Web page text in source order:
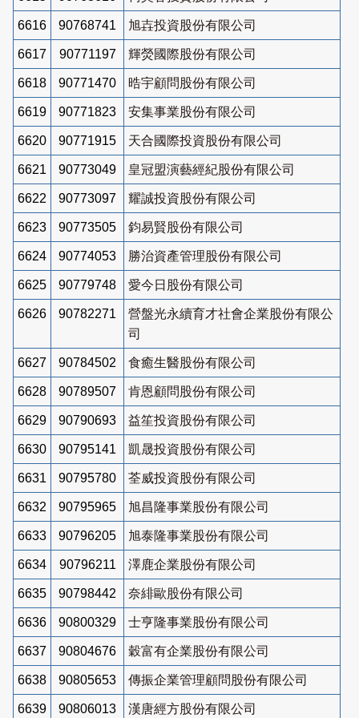
6616 90768741 旭壵投資股份有限公司
6617 90771197 輝熒國際股份有限公司
6618 90771470 晧宇顧問股份有限公司
6619 90771823 安集事業股份有限公司
6620 90771915 天合國際投資股份有限公司
6621 90773049 皇冠盟演藝經紀股份有限公司
6622 90773097 耀誠投資股份有限公司
6623 90773505 鈞易賢股份有限公司
6624 90774053 勝治資產管理股份有限公司
6625 90779748 愛今日股份有限公司
6626 90782271
營盤光永續育才社會企業股份有限公
司
6627 90784502 食癒生醫股份有限公司
6628 90789507 肯恩顧問股份有限公司
6629 90790693 益笙投資股份有限公司
6630 90795141 凱晟投資股份有限公司
6631 90795780 荃威投資股份有限公司
6632 90795965 旭昌隆事業股份有限公司
6633 90796205 旭泰隆事業股份有限公司
6634 90796211 澤鹿企業股份有限公司
6635 90798442 奈緋歐股份有限公司
6636 90800329 士亨隆事業股份有限公司
6637 90804676 穀富有企業股份有限公司
6638 90805653 傳振企業管理顧問股份有限公司
6639 90806013 漢唐經方股份有限公司